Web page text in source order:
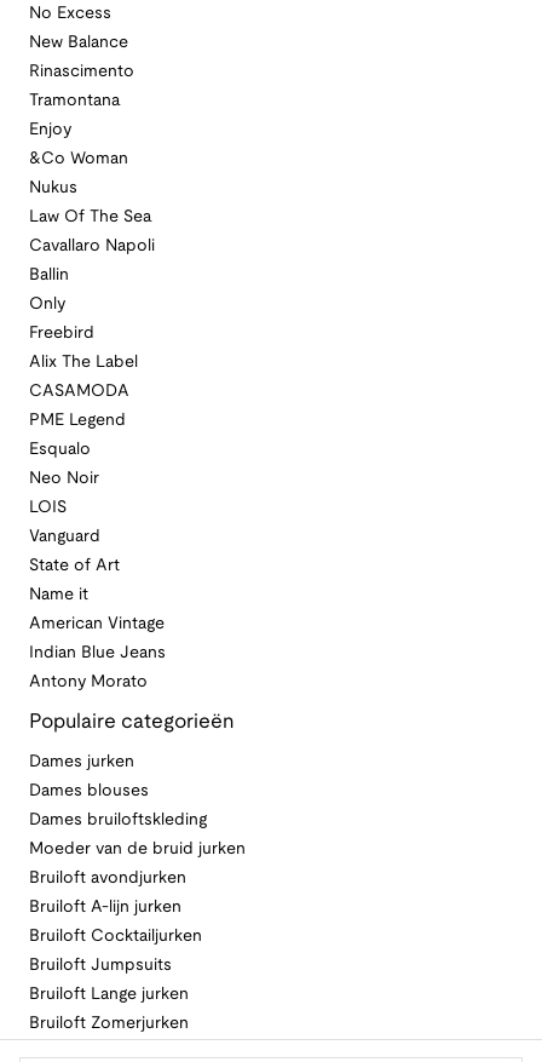
No Excess
New Balance
Rinascimento
Tramontana
Enjoy
&Co Woman
Nukus
Law Of The Sea
Cavallaro Napoli
Ballin
Only
Freebird
Alix The Label
CASAMODA
PME Legend
Esqualo
Neo Noir
LOIS
Vanguard
State of Art
Name it
American Vintage
Indian Blue Jeans
Antony Morato
Populaire categorieën
Dames jurken
Dames blouses
Dames bruiloftskleding
Moeder van de bruid jurken
Bruiloft avondjurken
Bruiloft A-lijn jurken
Bruiloft Cocktailjurken
Bruiloft Jumpsuits
Bruiloft Lange jurken
Bruiloft Zomerjurken